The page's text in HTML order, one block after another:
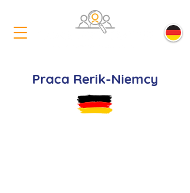
Praca Rerik-Niemcy